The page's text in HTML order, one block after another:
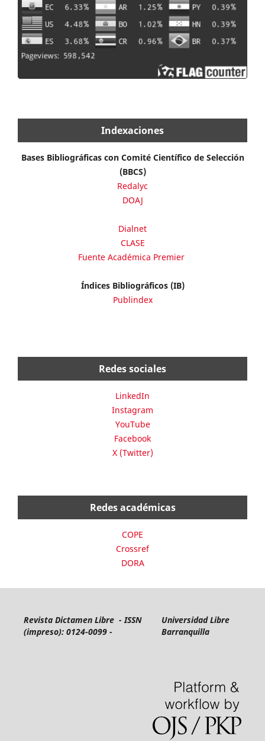
Indexaciones
Bases Bibliográficas con Comité Científico de Selección
(BBCS)
Redalyc
DOAJ
Dialnet
CLASE
Fuente Académica Premier
Índices Bibliográficos (IB)
Publindex
Redes sociales
LinkedIn
Instagram
YouTube
Facebook
X (Twitter)
Redes académicas
COPE
Crossref
DORA
Revista Dictamen Libre - ISSN
(impreso): 0124-0099 -
Universidad Libre
Barranquilla